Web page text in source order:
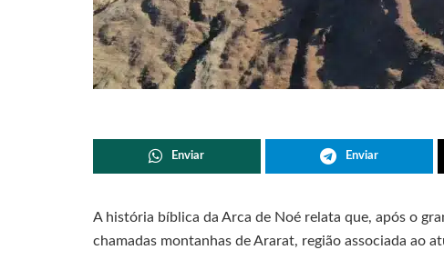
Enviar Enviar
A história bíblica da Arca de Noé relata que, após o
chamadas montanhas de Ararat, região associada ao